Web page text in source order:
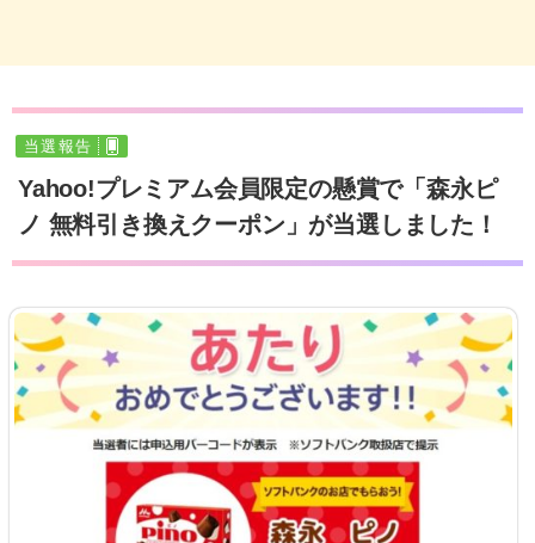
当選報告
Yahoo!プレミアム会員限定の懸賞で「森永ピ
ノ 無料引き換えクーポン」が当選しました！